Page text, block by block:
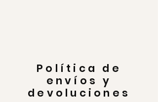
Política de
envíos y
devoluciones